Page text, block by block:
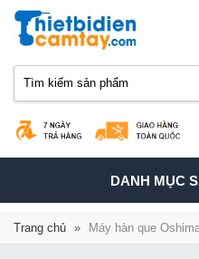
TOGGLE
NAVIGATION
DANH MỤC
Trang chủ » Máy hàn que